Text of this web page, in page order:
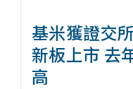
基米獲證交
新板上市 去
高